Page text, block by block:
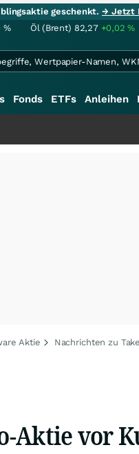
geschenkt.→ Jetzt
% Öl (Brent) 82,27 +0,02%
Fonds ETFs Anleihen
Aktie Nachrichten zu
Aktie vor